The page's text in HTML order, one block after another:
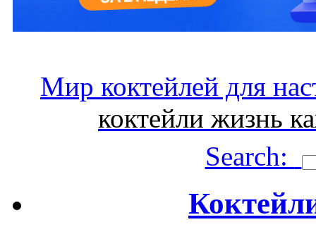
Мир коктейлей для
коктейли жизнь
Search: